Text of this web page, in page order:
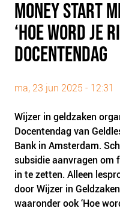
PLINKR NAZORG
SOCIALDEBT
DOORBRAAKMETHODE
DE VOORZIENINGENWIJZER
OVER ONS
VISIE EN MISSIE
HET TEAM
ONZE PARTNERS
VACATURES
MONEY START
‘HOE WORD JE
DOCENTENDAG
ma, 23 jun 2025 - 12:31
Wijzer in geldzaken
Docentendag van
Bank in Amsterdam.
subsidie aanvragen om
in te zetten. Alleen
door Wijzer in
waaronder ook ‘Hoe